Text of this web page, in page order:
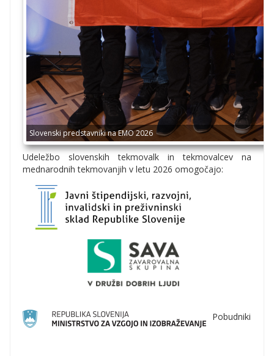
Slovenski predstavniki na EMO 2026
Udeležbo slovenskih tekmovalk in tekmovalcev na
mednarodnih tekmovanjih v letu 2026 omogočajo:
Pobudniki